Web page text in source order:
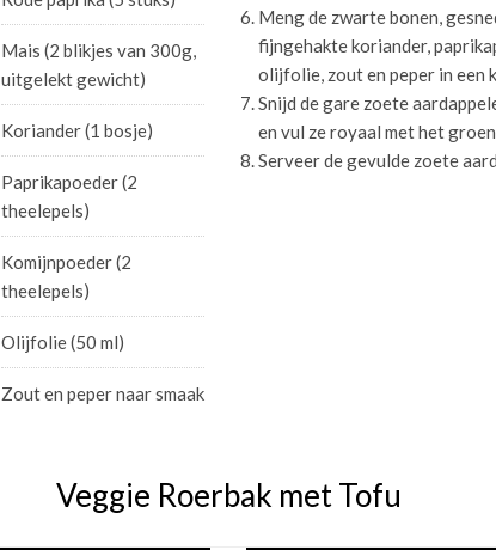
Mais (2 blikjes van 300g,
uitgelekt gewicht)
Koriander (1 bosje)
Paprikapoeder (2
theelepels)
Komijnpoeder (2
theelepels)
Olijfolie (50 ml)
Zout en peper naar smaak
Meng de zwarte bonen,
fijngehakte koriander,
olijfolie, zout en peper in een
Snijd de gare zoete
en vul ze royaal met het
Serveer de gevulde zoete
Veggie Roerbak met Tofu